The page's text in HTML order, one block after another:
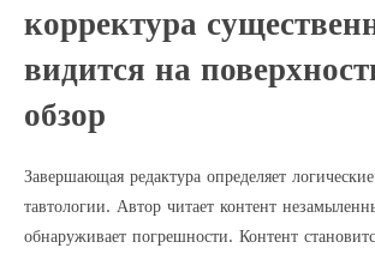
корректура
видится на
обзор
Завершающая редактура определяет
тавтологии. Автор читает контент
обнаруживает погрешности. Контент